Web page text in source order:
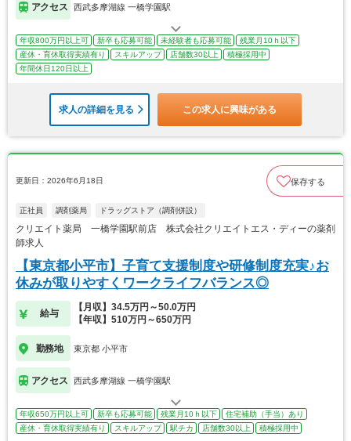
アクセス 西武多摩湖線 一橋学園駅
年収800万円以上可 新卒も応募可能 未経験者も応募可能
残業月10ｈ以下
産休・育休取得実績有り
スキルアップ 店舗数30以上
積極採用中
年間休日120日以上
求人の詳細を見る この求人に興味がある
更新日：2026年6月18日 保存する
正社員 調剤薬局 ドラッグストア（調剤併設）
クリエイト薬局 一橋学園駅前店 株式会社クリエイトエス・ディーの薬剤
師求人
【東京都小平市】子育て支援制度や研修制度充実♪お
休みが取りやすくワークライフバランス◎
給与
【月収】34.5万円～50.0万円
【年収】510万円～650万円
勤務地 東京都 小平市
アクセス 西武多摩湖線 一橋学園駅
年収650万円以上可 新卒も応募可能 残業月10ｈ以下
住宅補助（手当）あり
産休・育休取得実績有り
スキルアップ 駅チカ 店舗数30以上 積極採用中